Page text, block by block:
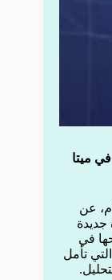
ميتا
عن
في
تأمل